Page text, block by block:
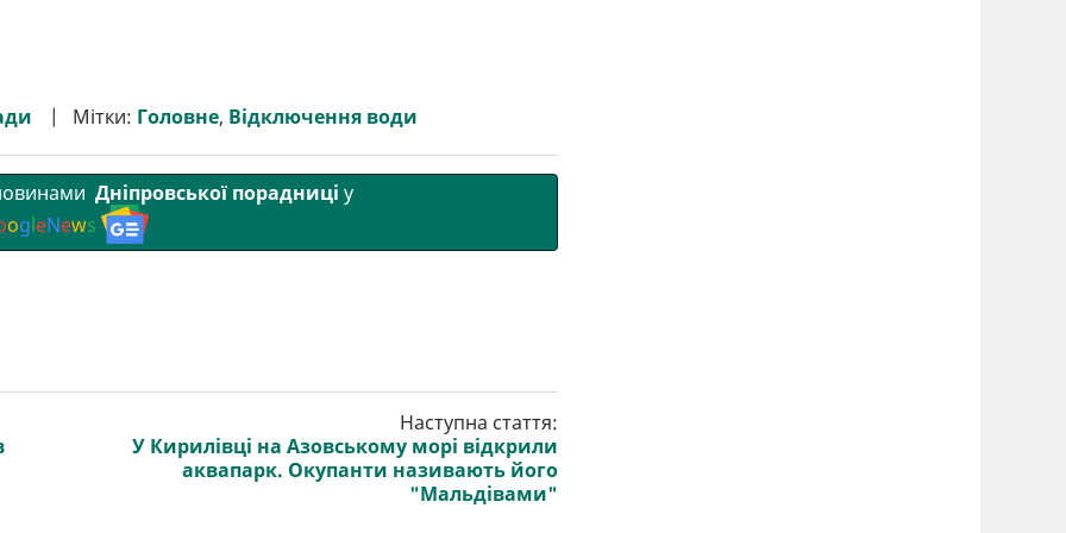
Мітки: Головне, Відключення води
Дніпровської порадниці у
ogleNews
Наступна стаття:
У Кирилівці на Азовському морі відкрили
аквапарк. Окупанти називають його
"Мальдівами"